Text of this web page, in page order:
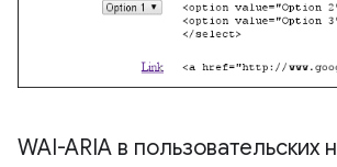
WAI-ARIA в пользовательских